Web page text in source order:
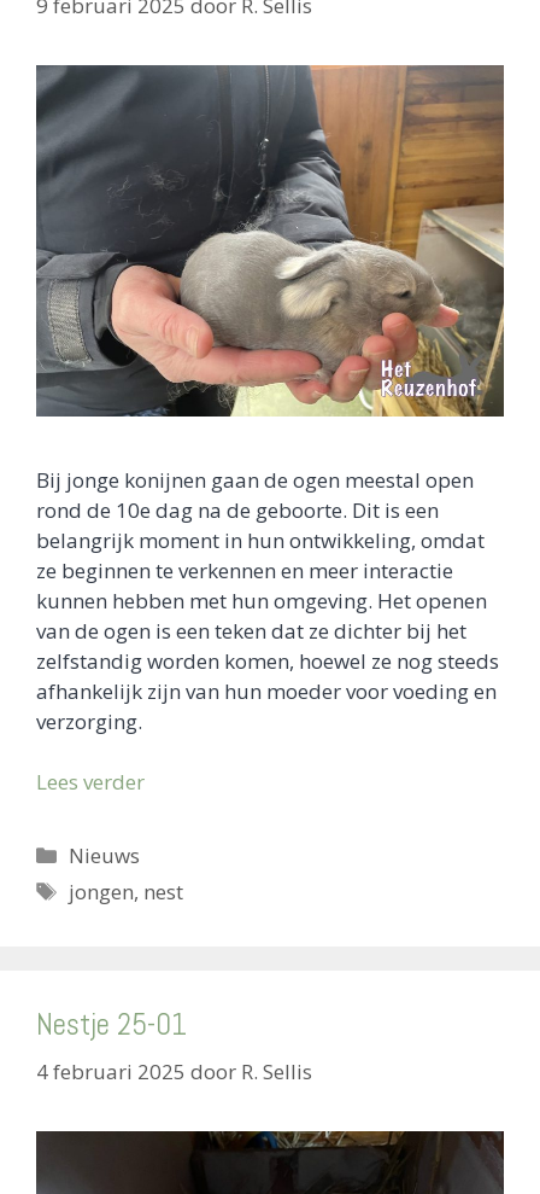
Bij jonge konijnen gaan de ogen meestal open
rond de 10e dag na de geboorte. Dit is een
belangrijk moment in hun ontwikkeling, omdat
ze beginnen te verkennen en meer interactie
kunnen hebben met hun omgeving. Het openen
van de ogen is een teken dat ze dichter bij het
zelfstandig worden komen, hoewel ze nog steeds
afhankelijk zijn van hun moeder voor voeding en
verzorging.
Lees verder
Categorieën
Nieuws
Tags
jongen, nest
Nestje 25-01
4 februari 2025 door R. Sellis